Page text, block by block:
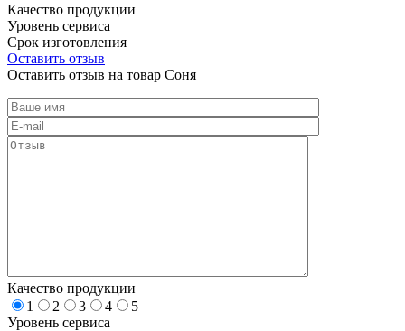
Качество продукции
Уровень сервиса
Срок изготовления
Оставить отзыв
Оставить отзыв на товар Соня
Качество продукции
1
2 3 4
5
Уровень сервиса